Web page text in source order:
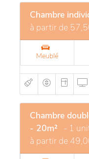
Chambre
à partir de
Meublé
Chambre
- 20m² - 1
à partir de